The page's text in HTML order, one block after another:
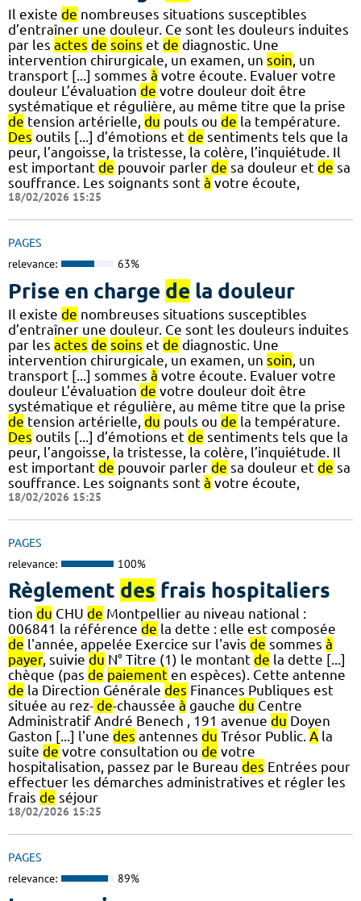
Il existe de nombreuses situations susceptibles
d’entraîner une douleur. Ce sont les douleurs induites
par les actes de soins et de diagnostic. Une
intervention chirurgicale, un examen, un soin, un
transport [...] sommes à votre écoute. Evaluer votre
douleur L’évaluation de votre douleur doit être
systématique et régulière, au même titre que la prise
de tension artérielle, du pouls ou de la température.
Des outils [...] d’émotions et de sentiments tels que la
peur, l’angoisse, la tristesse, la colère, l’inquiétude. Il
est important de pouvoir parler de sa douleur et de sa
souffrance. Les soignants sont à votre écoute,
18/02/2026 15:25
PAGES
relevance: 63%
Prise en charge de la douleur
Il existe de nombreuses situations susceptibles
d’entraîner une douleur. Ce sont les douleurs induites
par les actes de soins et de diagnostic. Une
intervention chirurgicale, un examen, un soin, un
transport [...] sommes à votre écoute. Evaluer votre
douleur L’évaluation de votre douleur doit être
systématique et régulière, au même titre que la prise
de tension artérielle, du pouls ou de la température.
Des outils [...] d’émotions et de sentiments tels que la
peur, l’angoisse, la tristesse, la colère, l’inquiétude. Il
est important de pouvoir parler de sa douleur et de sa
souffrance. Les soignants sont à votre écoute,
18/02/2026 15:25
PAGES
relevance: 100%
Règlement des frais hospitaliers
tion du CHU de Montpellier au niveau national :
006841 la référence de la dette : elle est composée
de l'année, appelée Exercice sur l'avis de sommes à
payer, suivie du N° Titre (1) le montant de la dette [...]
chèque (pas de paiement en espèces). Cette antenne
de la Direction Générale des Finances Publiques est
située au rez- de-chaussée à gauche du Centre
Administratif André Benech , 191 avenue du Doyen
Gaston [...] l'une des antennes du Trésor Public. A la
suite de votre consultation ou de votre
hospitalisation, passez par le Bureau des Entrées pour
effectuer les démarches administratives et régler les
frais de séjour
18/02/2026 15:25
PAGES
relevance: 89%